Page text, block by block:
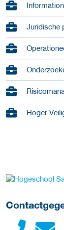
Juridische
Hoger
ga naar